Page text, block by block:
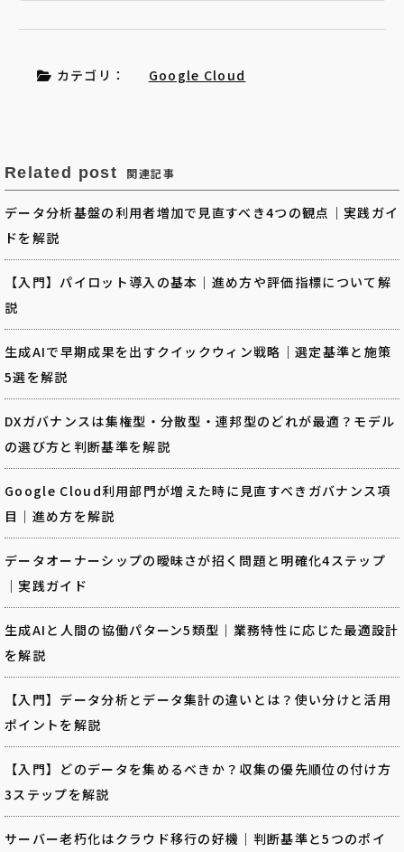
カテゴリ： Google Cloud
Related post 関連記事
データ分析基盤の利用者増加で見直すべき4つの観点｜実践ガイ
ドを解説
【入門】パイロット導入の基本｜進め方や評価指標について解
説
生成AIで早期成果を出すクイックウィン戦略｜選定基準と施策
5選を解説
DXガバナンスは集権型・分散型・連邦型のどれが最適？モデル
の選び方と判断基準を解説
Google Cloud利用部門が増えた時に見直すべきガバナンス項
目｜進め方を解説
データオーナーシップの曖昧さが招く問題と明確化4ステップ
｜実践ガイド
生成AIと人間の協働パターン5類型｜業務特性に応じた最適設計
を解説
【入門】データ分析とデータ集計の違いとは？使い分けと活用
ポイントを解説
【入門】どのデータを集めるべきか？収集の優先順位の付け方
3ステップを解説
サーバー老朽化はクラウド移行の好機｜判断基準と5つのポイ